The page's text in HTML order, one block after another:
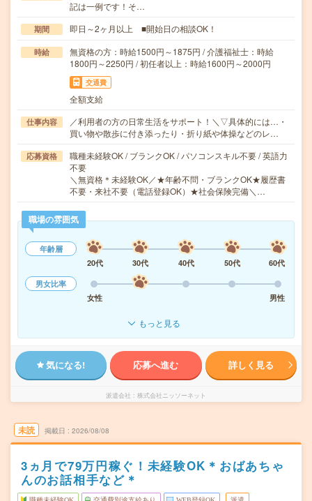
記は一例です！そ…
期間 即日～2ヶ月以上 ■開始日の相談OK！
時給
無資格の方：時給1500円～1875円 / 介護福祉士：時給
1800円～2250円 / 初任者以上：時給1600円～2000円
交通費
全額支給
仕事内容
／利用者の方の日常生活をサポート！＼▽具体的には…・
買い物や散歩に付き添ったり・折り紙や体操などのレ…
応募資格
職種未経験OK / ブランクOK / パソコンスキル不要 / 英語力
不要
＼無資格＊未経験OK／★年齢不問・ブランクOK★履歴書
不要・来社不要（電話登録OK）★社会保険完備＼…
職場の雰囲気
年齢層
20代
30代 40代 50代
60代
男女比率
女性
男性
もっと見る
気になる! 応募へ進む 詳しく見る
派遣会社 株式会社ニッソーネット
未読 掲載日 2026/08/08
3ヵ月で79万円稼ぐ！未経験OK＊おばあちゃ
んのお話相手など＊
職種未経験OK 交通費別途支給あり WEB登録OK 派遣